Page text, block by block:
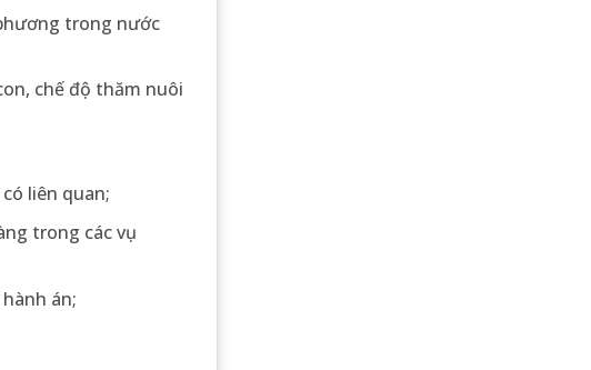
trong nước
chế độ thăm nuôi
liên quan;
trong các vụ
án;